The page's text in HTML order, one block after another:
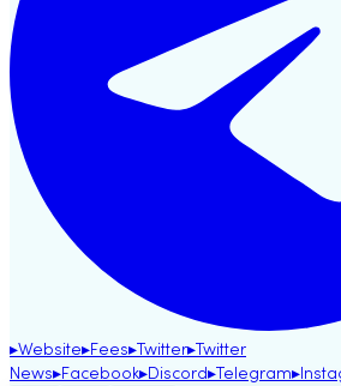
▸Website▸Fees▸ Twitter▸ Twitter
News▸Facebook▸Discord▸ Telegram▸